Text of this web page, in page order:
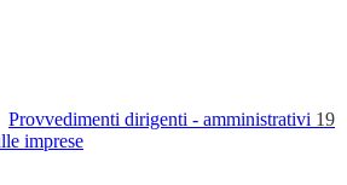
Provvedimenti dirigenti - amministrativi 19
imprese